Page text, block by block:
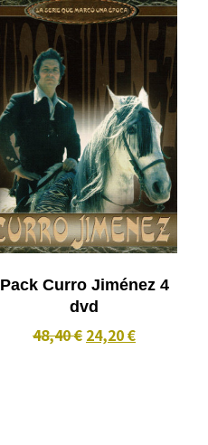
Pack Curro Jiménez 4
dvd
48,40 € 24,20 €